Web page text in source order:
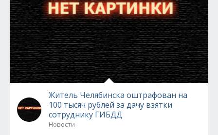
Житель Челябинска оштрафован на
100 тысяч рублей за дачу взятки
сотруднику ГИБДД
Новости